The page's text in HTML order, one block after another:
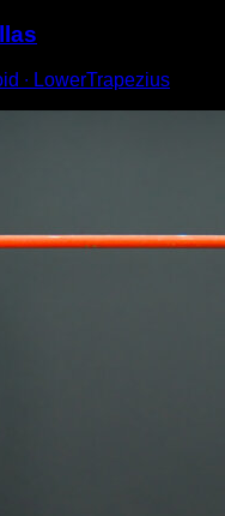
∙ LowerTrapezius